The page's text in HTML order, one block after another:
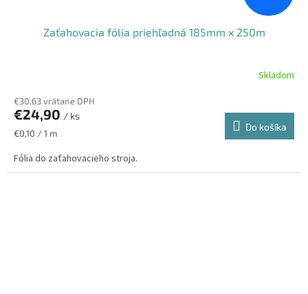
Zaťahovacia fólia priehľadná 185mm x 250m
Skladom
€30,63 vrátane DPH
€24,90 / ks
Jednotková
€0,10 / 1 m
Do košíka
Fólia do zaťahovacieho stroja.